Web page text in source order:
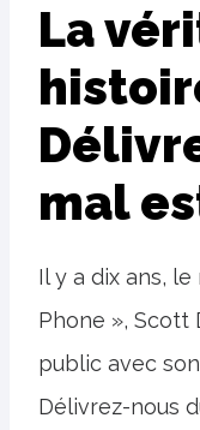
La
mal
Il y a dix ans,
Phone », Scott
public avec
Délivrez-nous